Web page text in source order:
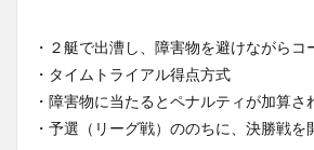
・２艇で出漕し、障害物を避けながらコ
・タイムトライアル得点方式
・障害物に当たるとペナルティが加算さ
・予選（リーグ戦）ののちに、決勝戦を